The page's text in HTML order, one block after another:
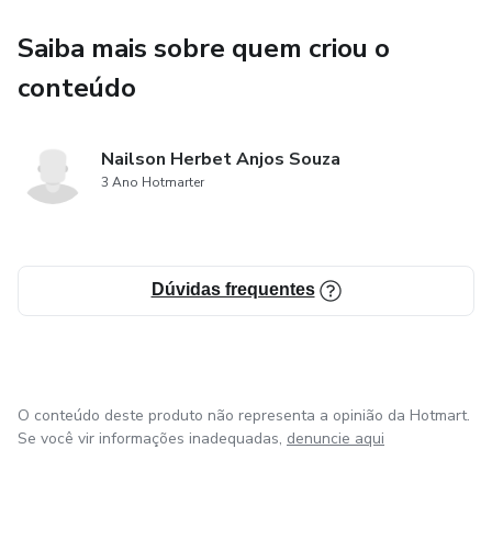
Desenvolve a coordenação motora
Garante horas de diversão saudável longe das telas
📌 Formato: Arquivo Digital (PDF) – nada de esperar
entrega, você recebe na hora e já pode começar a imprimir
e colorir!
✨ Garanta já o seu e deixe a criançada se divertir colorindo
o mundo mágico do Baby Shark!
Saiba mais sobre quem criou o
conteúdo
Nailson Herbet Anjos Souza
3 Ano Hotmarter
Dúvidas frequentes
O conteúdo deste produto não representa a opinião da Hotmart.
Se você vir informações inadequadas, denuncie aqui